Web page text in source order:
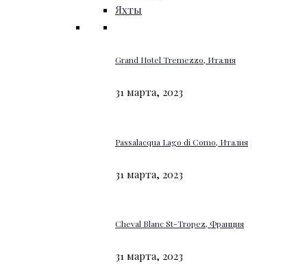
Яхты
Grand Hotel Tremezzo, Италия
31 марта, 2023
Passalacqua Lago di Como, Италия
31 марта, 2023
Cheval Blanc St-Tropez, Франция
31 марта, 2023